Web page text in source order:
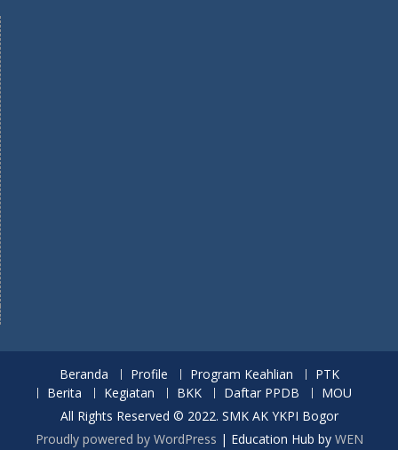
Beranda Profile Program Keahlian
PTK
Berita
Kegiatan BKK Daftar PPDB
MOU
All Rights Reserved © 2022. SMK AK YKPI Bogor
Proudly powered by WordPress | Education Hub by WEN